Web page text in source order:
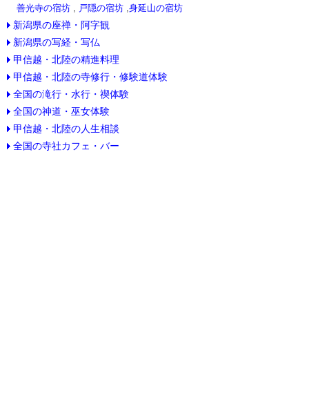
善光寺の宿坊 戸隠の宿坊 身延山の宿坊
新潟県の座禅・阿字観
新潟県の写経・写仏
甲信越・北陸の精進料理
甲信越・北陸の寺修行・修験道体験
全国の滝行・水行・禊体験
全国の神道・巫女体験
甲信越・北陸の人生相談
全国の寺社カフェ・バー